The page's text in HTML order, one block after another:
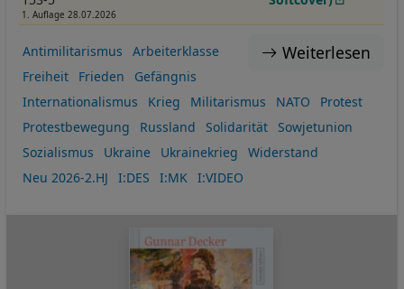
1. Auflage 28.07.2026
Weiterlesen
Antimilitarismus
Arbeiterklasse
Freiheit
Frieden
Gefängnis
Internationalismus
Krieg Militarismus NATO
Protest
Protestbewegung
Russland Solidarität
Sowjetunion
Sozialismus
Ukraine Ukrainekrieg
Widerstand
Neu 2026-2.HJ
I:DES I:MK I:VIDEO